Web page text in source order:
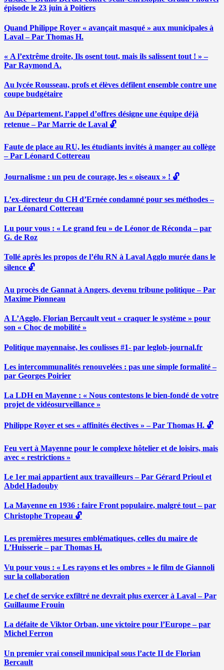
épisode le 23 juin à Poitiers
Quand Philippe Royer « avançait masqué » aux municipales à
Laval – Par Thomas H.
« A l’extrême droite, Ils osent tout, mais ils salissent tout ! » –
Par Raymond A.
Au lycée Rousseau, profs et élèves défilent ensemble contre une
coupe budgétaire
Au Département, l’appel d’offres désigne une équipe déjà
retenue – Par Marrie de Laval 🔓
Faute de place au RU, les étudiants invités à manger au collège
– Par Léonard Cottereau
Journalisme : un peu de courage, les « oiseaux » ! 🔓
L’ex-directeur du CH d’Ernée condamné pour ses méthodes –
par Léonard Cottereau
Lu pour vous : « Le grand feu » de Léonor de Réconda – par
G. de Roz
Tollé après les propos de l’élu RN à Laval Agglo murée dans le
silence 🔓
Au procès de Gannat à Angers, devenu tribune politique – Par
Maxime Pionneau
A L’Agglo, Florian Bercault veut « craquer le système » pour
son « Choc de mobilité »
Politique mayennaise, les coulisses #1- par leglob-journal.fr
Les intercommunalités renouvelées : pas une simple formalité –
par Georges Poirier
La LDH en Mayenne : « Nous contestons le bien-fondé de votre
projet de vidéosurveillance »
Philippe Royer et ses « affinités électives » – Par Thomas H. 🔓
Feu vert à Mayenne pour le complexe hôtelier et de loisirs, mais
avec « restrictions »
Le 1er mai appartient aux travailleurs – Par Gérard Prioul et
Abdel Hadouby
La Mayenne en 1936 : faire Front populaire, malgré tout – par
Christophe Tropeau 🔓
Les premières mesures emblématiques, celles du maire de
L’Huisserie – par Thomas H.
Vu pour vous : « Les rayons et les ombres » le film de Giannoli
sur la collaboration
Le chef de service exfiltré ne devrait plus exercer à Laval – Par
Guillaume Frouin
La défaite de Viktor Orban, une victoire pour l’Europe – par
Michel Ferron
Un premier vrai conseil municipal sous l’acte II de Florian
Bercault